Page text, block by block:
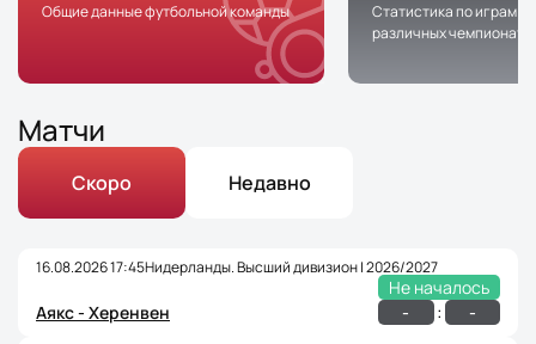
Общие данные футбольной команды
Статистика по играм
различных
Матчи
Скоро Недавно
16.08.2026 17:45Нидерланды. Высший дивизион | 2026/2027
Не началось
Аякс - Херенвен
- : -